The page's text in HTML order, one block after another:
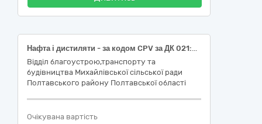
Нафта і дистиляти - за кодом CPV за ДК 021:2015 -09130000-9 (Бензин А-95 , відповідний код за ДК 021:2015 - 09132000-3- Бензин, Дизельне паливо, відповідний код за ДК 021:2015 - 09134200-9 -Дизельне паливо )
Відділ благоустрою,транспорту та
будівництва Михайлівської сільської ради
Полтавського району Полтавської області
Очікувана вартість